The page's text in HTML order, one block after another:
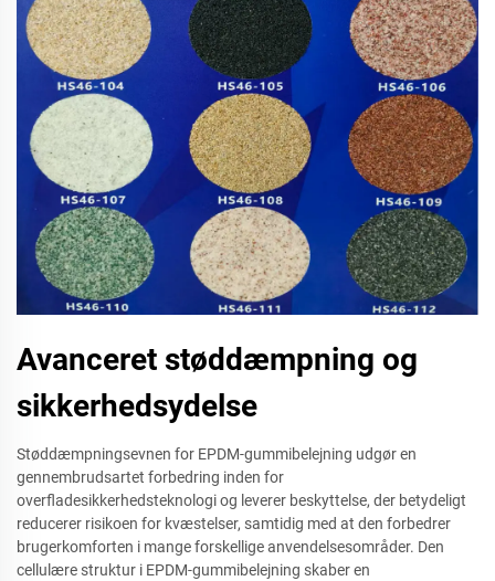
Avanceret støddæmpning og
sikkerhedsydelse
Støddæmpningsevnen for EPDM-gummibelejning udgør en
gennembrudsartet forbedring inden for
overfladesikkerhedsteknologi og leverer beskyttelse, der betydeligt
reducerer risikoen for kvæstelser, samtidig med at den forbedrer
brugerkomforten i mange forskellige anvendelsesområder. Den
cellulære struktur i EPDM-gummibelejning skaber en